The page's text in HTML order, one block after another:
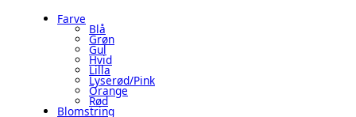
Farve
Blå
Grøn
Gul
Hvid
Lilla
Lyserød/pink
Orange
Rød
Blomstring